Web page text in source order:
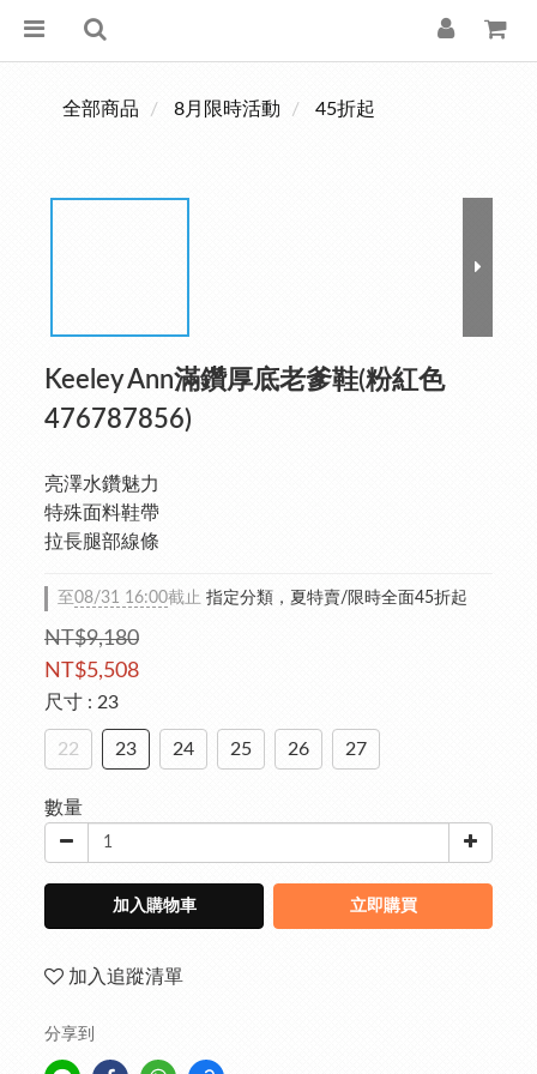
全部商品 8月限時活動 45折起
Keeley Ann滿鑽厚底老爹鞋(粉紅色
476787856)
亮澤水鑽魅力
特殊面料鞋帶
拉長腿部線條
至08/31 16:00截止 指定分類，夏特賣/限時全面45折起
NT$9,180
NT$5,508
尺寸 : 23
22 23 24 25 26 27
數量
加入購物車 立即購買
加入追蹤清單
分享到